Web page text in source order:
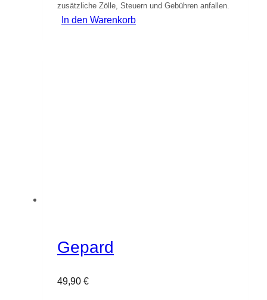
zusätzliche Zölle, Steuern und Gebühren anfallen.
In den Warenkorb
Gepard
49,90 €